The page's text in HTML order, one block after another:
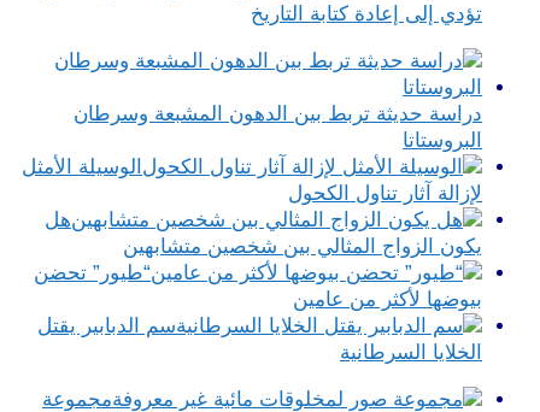
تؤدي إلى إعادة كتابة التاريخ
دراسة حديثة تربط بين الدهون المشبعة وسرطان
البروستاتا
الوسيلة الأمثل
لإزالة آثار تناول الكحول
هل
يكون الزواج المثالي بين شخصين متشابهين
“طيور” تحضن
بيوضها لأكثر من عامين
سم الدبابير يقتل
الخلايا السرطانية
مجموعة